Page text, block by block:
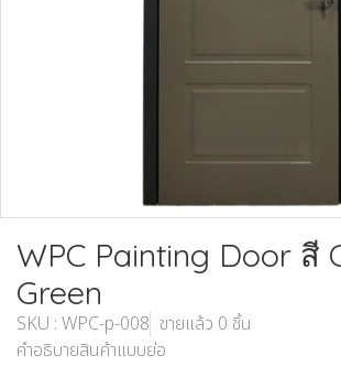
WPC Painting Door สี
Green
SKU : WPC-p-008 ขายแล้ว 0 ชิ้น
คำอธิบายสินค้าแบบย่อ